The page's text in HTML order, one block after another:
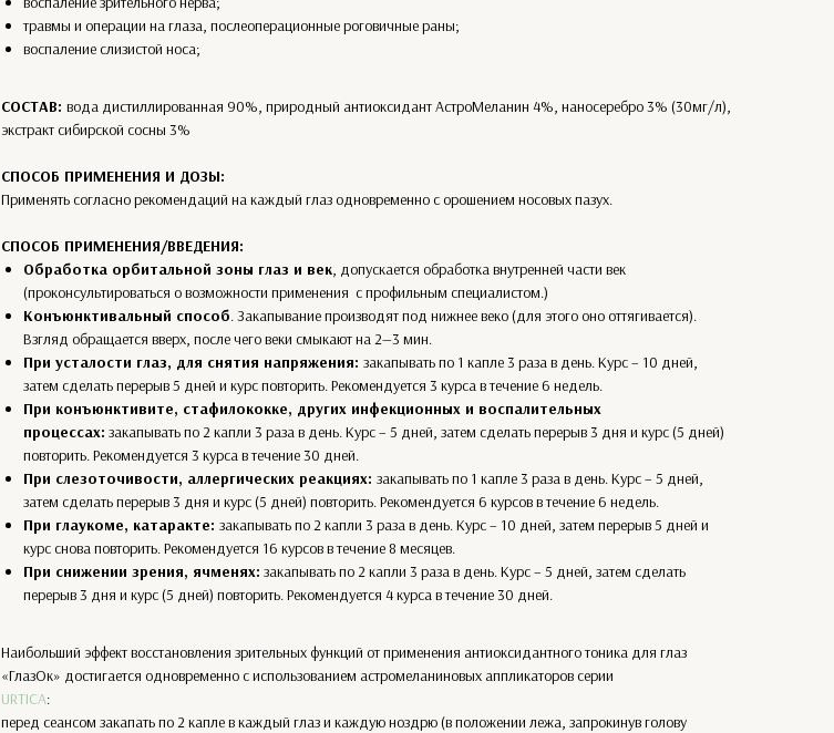
травмы и операции на глаза, послеоперационные роговичные раны;
воспаление слизистой носа;
СОСТАВ: вода дистиллированная 90%, природный антиоксидант АстроМеланин 4%, наносеребро 3% (30мг/л),
экстракт сибирской сосны 3%
СПОСОБ ПРИМЕНЕНИЯ И ДОЗЫ:
Применять согласно рекомендаций на каждый глаз одновременно с орошением носовых пазух.
СПОСОБ ПРИМЕНЕНИЯ/ВВЕДЕНИЯ:
Обработка орбитальной зоны глаз и век, допускается обработка внутренней части век
(проконсультироваться о возможности применения с профильным специалистом.)
Конъюнктивальный способ. Закапывание производят под нижнее веко (для этого оно оттягивается).
Взгляд обращается вверх, после чего веки смыкают на 2—3 мин.
При усталости глаз, для снятия напряжения: закапывать по 1 капле 3 раза в день. Курс – 10 дней,
затем сделать перерыв 5 дней и курс повторить. Рекомендуется 3 курса в течение 6 недель.
При конъюнктивите, стафилококке, других инфекционных и воспалительных
процессах: закапывать по 2 капли 3 раза в день. Курс – 5 дней, затем сделать перерыв 3 дня и курс (5 дней)
повторить. Рекомендуется 3 курса в течение 30 дней.
При слезоточивости, аллергических реакциях: закапывать по 1 капле 3 раза в день. Курс – 5 дней,
затем сделать перерыв 3 дня и курс (5 дней) повторить. Рекомендуется 6 курсов в течение 6 недель.
При глаукоме, катаракте: закапывать по 2 капли 3 раза в день. Курс – 10 дней, затем перерыв 5 дней и
курс снова повторить. Рекомендуется 16 курсов в течение 8 месяцев.
При снижении зрения, ячменях: закапывать по 2 капли 3 раза в день. Курс – 5 дней, затем сделать
перерыв 3 дня и курс (5 дней) повторить. Рекомендуется 4 курса в течение 30 дней.
Наибольший эффект восстановления зрительных функций от применения антиоксидантного тоника для глаз
«ГлазОк» достигается одновременно с использованием астромеланиновых аппликаторов серии
URTICA:
перед сеансом закапать по 2 капле в каждый глаз и каждую ноздрю (в положении лежа, запрокинув голову